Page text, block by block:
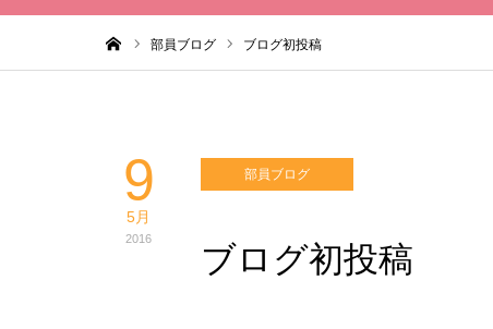
部員ブログ ブログ初投稿
9
5月
2016
部員ブログ
ブログ初投稿